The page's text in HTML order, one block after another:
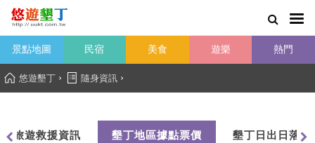
景點地圖 民宿 美食 遊樂 熱門
悠遊墾丁 › 隨身資訊 ›
丁旅遊救援資訊 墾丁地區據點票價 墾丁日出日落時